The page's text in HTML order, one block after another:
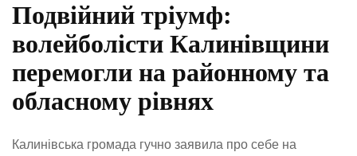
Подвійний тріумф:
волейболісти Калинівщини
перемогли на районному та
обласному рівнях
Калинівська громада гучно заявила про себе на